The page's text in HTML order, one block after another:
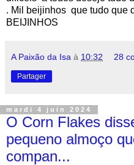
. Mil beijinhos que tudo que
BEIJINHOS
A Paixão da Isa à 10:32 28
Partager
mardi 4 juin 2024
O Corn Flakes
pequeno almoço
compan...